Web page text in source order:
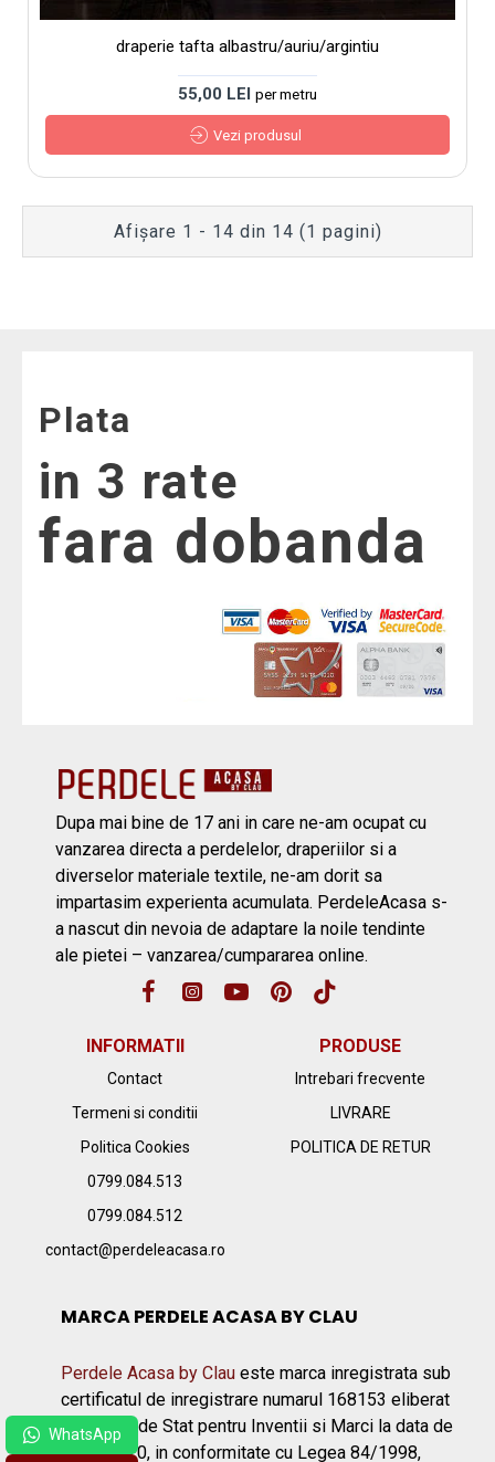
draperie tafta albastru/auriu/argintiu
55,00 LEI per metru
Vezi produsul
Afişare 1 - 14 din 14 (1 pagini)
Plata
in 3 rate
fara dobanda
Dupa mai bine de 17 ani in care ne-am ocupat cu
vanzarea directa a perdelelor, draperiilor si a
diverselor materiale textile, ne-am dorit sa
impartasim experienta acumulata. PerdeleAcasa s-
a nascut din nevoia de adaptare la noile tendinte
ale pietei – vanzarea/cumpararea online.
INFORMATII
Contact
Termeni si conditii
Politica Cookies
0799.084.513
0799.084.512
contact@perdeleacasa.ro
PRODUSE
Intrebari frecvente
LIVRARE
POLITICA DE RETUR
MARCA PERDELE ACASA BY CLAU
Perdele Acasa by Clau este marca inregistrata sub
certificatul de inregistrare numarul 168153 eliberat
de Oficiul de Stat pentru Inventii si Marci la data de
20.01.2020, in conformitate cu Legea 84/1998,